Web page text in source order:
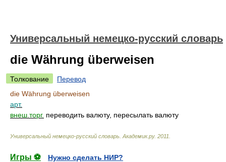
Универсальный немецко-русский словарь
die Währung überweisen
Толкование
Перевод
die Währung überweisen
арт.
внеш.торг. переводить валюту, пересылать валюту
Универсальный немецко-русский словарь Академик.ру. 2011
Игры ⚽
Нужно сделать НИР?